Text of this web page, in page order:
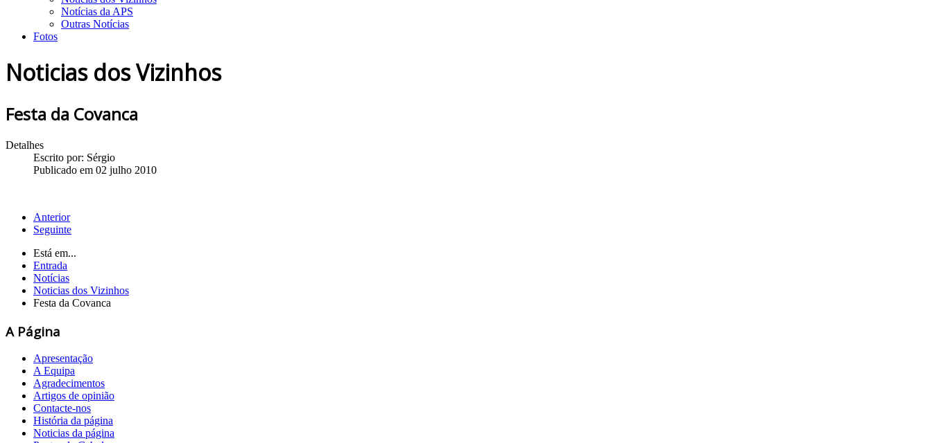
Notícias da APS
Outras Notícias
Fotos
Noticias dos Vizinhos
Festa da Covanca
Detalhes
Escrito por: Sérgio
Publicado em 02 julho 2010
Anterior
Seguinte
Está em...
Entrada
Notícias
Noticias dos Vizinhos
Festa da Covanca
A Página
Apresentação
A Equipa
Agradecimentos
Artigos de opinião
Contacte-nos
História da página
Noticias da página